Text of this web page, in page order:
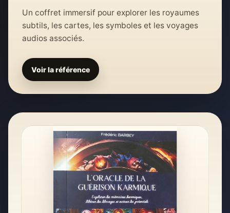
Un coffret immersif pour explorer les royaumes
subtils, les cartes, les symboles et les voyages
audios associés.
Voir la référence